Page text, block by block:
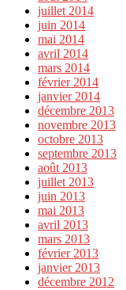
juillet 2014
juin 2014
mai 2014
avril 2014
mars 2014
février 2014
janvier 2014
décembre 2013
novembre 2013
octobre 2013
septembre 2013
août 2013
juillet 2013
juin 2013
mai 2013
avril 2013
mars 2013
février 2013
janvier 2013
décembre 2012